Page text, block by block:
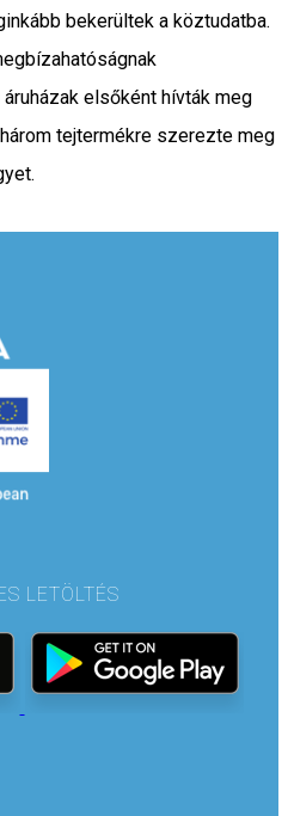
bekerültek a köztudatba.
elsőként hívták meg
tejtermékre szerezte meg
LETÖLTÉS